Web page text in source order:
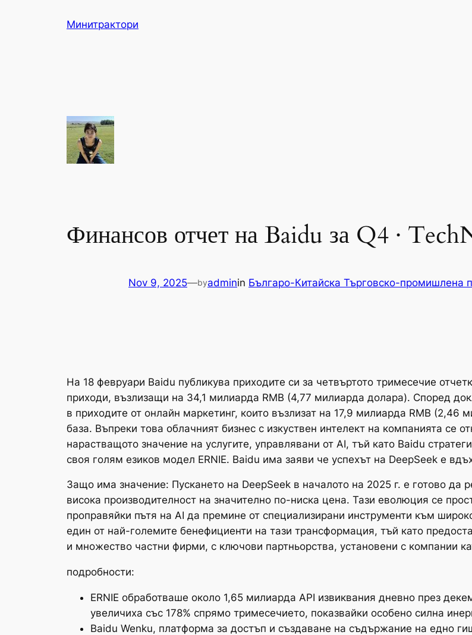
Минитрактори
Финансов отчет на Baidu за Q4 ·
Nov 9, 2025—byadminin Българо-Китайска Търговско-промишлена
На 18 февруари Baidu публикува приходите си за четвъртото тримесечие
приходи, възлизащи на 34,1 милиарда RMB (4,77 милиарда долара). Според
в приходите от онлайн маркетинг, които възлизат на 17,9 милиарда RMB
база. Въпреки това облачният бизнес с изкуствен интелект на компанията се
нарастващото значение на услугите, управлявани от AI, тъй като Baidu
своя голям езиков модел ERNIE. Baidu има заяви че успехът на DeepSeek е
Защо има значение: Пускането на DeepSeek в началото на 2025 г. е готово да
висока производителност на значително по-ниска цена. Тази еволюция се
проправяйки пътя на AI да премине от специализирани инструменти към
един от най-големите бенефициенти на тази трансформация, тъй като
и множество частни фирми, с ключови партньорства, установени с компании
подробности:
ERNIE обработваше около 1,65 милиарда API извиквания дневно през
увеличиха със 178% спрямо тримесечието, показвайки особено силна
Baidu Wenku, платформа за достъп и създаване на съдържание на едно